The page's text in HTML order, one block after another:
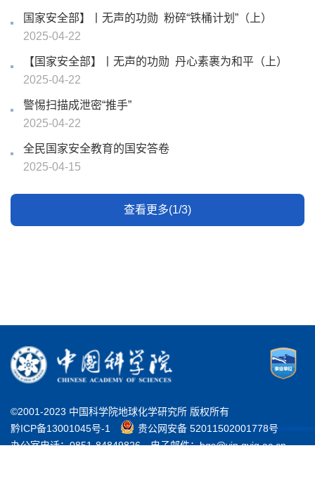
国家安全部】丨无声的功勋 粉碎“铁桶计划”（上）
2025-04-22
【国家安全部】丨无声的功勋 丹心素裹为和平（上）
2025-04-22
警惕扫描成泄密“推手”
2025-04-22
全民国家安全教育的国安答卷
2025-04-15
查看更多(1/3)
©2001-2023 中国科学院地球化学研究所 版权所有
黔ICP备13001045号-1
贵公网安备 52011502001778号
办公室电话：0851-84849826
电子邮件：bgs@vip.gyig.ac.cn